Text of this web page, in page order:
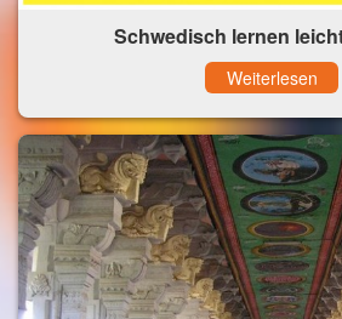
Schwedisch lernen
Weiterlesen